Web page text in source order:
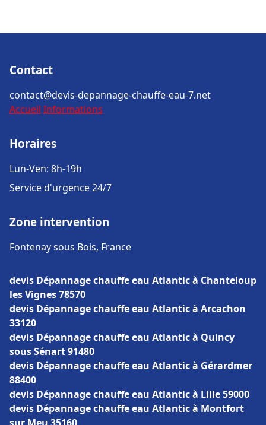
Contact
contact@devis-depannage-chauffe-eau-7.net
Accueil Informations
Horaires
Lun-Ven: 8h-19h
Service d'urgence 24/7
Zone intervention
Fontenay sous Bois, France
devis Dépannage chauffe eau Atlantic à Chanteloup
les Vignes 78570
devis Dépannage chauffe eau Atlantic à Arcachon
33120
devis Dépannage chauffe eau Atlantic à Quincy
sous Sénart 91480
devis Dépannage chauffe eau Atlantic à Gérardmer
88400
devis Dépannage chauffe eau Atlantic à Lille 59000
devis Dépannage chauffe eau Atlantic à Montfort